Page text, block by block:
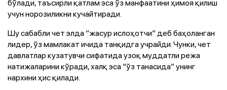
бўлади, таъсирли қатлам эса ўз манфаатини ҳимоя қилиш
учун норозиликни кучайтиради.
Шу сабабли чет элда “жасур ислоҳотчи” деб баҳоланган
лидер, ўз мамлакат ичида танқидга учрайди. Чунки, чет
давлатлар кузатувчи сифатида узоқ муддатли режа
натижаларини кўради, халқ эса “ўз танасида” унинг
нархини ҳис қилади.